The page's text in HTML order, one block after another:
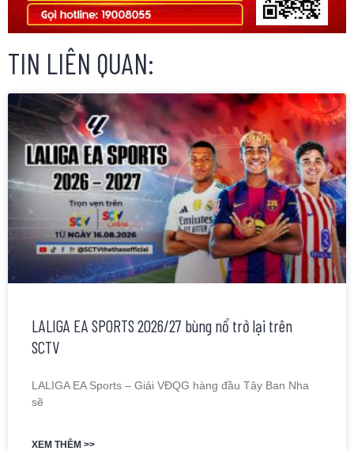
TIN LIÊN QUAN:
LALIGA EA SPORTS 2026/27 bùng nổ trở lại trên
SCTV
LALIGA EA Sports – Giải VĐQG hàng đầu Tây Ban Nha
sẽ
XEM THÊM >>